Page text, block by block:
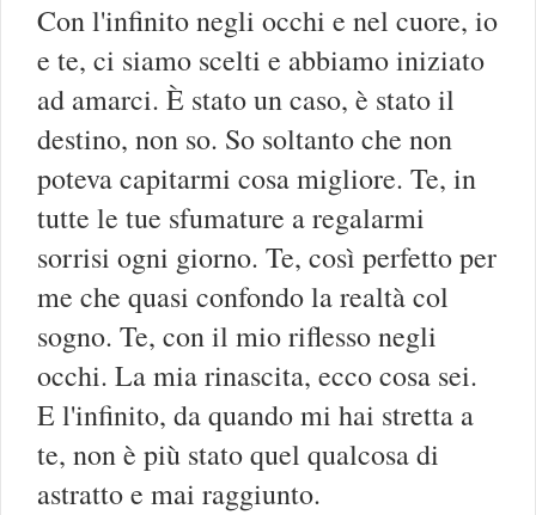
Con l'infinito negli occhi e nel cuore, io
e te, ci siamo scelti e abbiamo iniziato
ad amarci. È stato un caso, è stato il
destino, non so. So soltanto che non
poteva capitarmi cosa migliore. Te, in
tutte le tue sfumature a regalarmi
sorrisi ogni giorno. Te, così perfetto per
me che quasi confondo la realtà col
sogno. Te, con il mio riflesso negli
occhi. La mia rinascita, ecco cosa sei.
E l'infinito, da quando mi hai stretta a
te, non è più stato quel qualcosa di
astratto e mai raggiunto.